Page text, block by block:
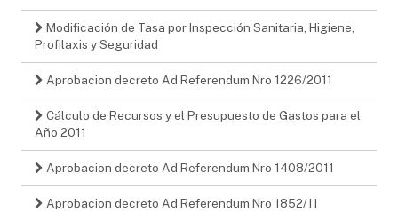
Modificación de Tasa por Inspección Sanitaria, Higiene,
Profilaxis y Seguridad
Aprobacion decreto Ad Referendum Nro 1226/2011
Cálculo de Recursos y el Presupuesto de Gastos para el
Año 2011
Aprobacion decreto Ad Referendum Nro 1408/2011
Aprobacion decreto Ad Referendum Nro 1852/11